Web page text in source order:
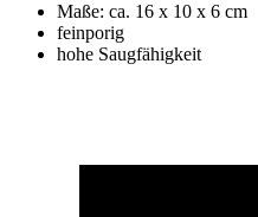
Maße: ca. 16 x 10 x 6 cm
feinporig
hohe Saugfähigkeit